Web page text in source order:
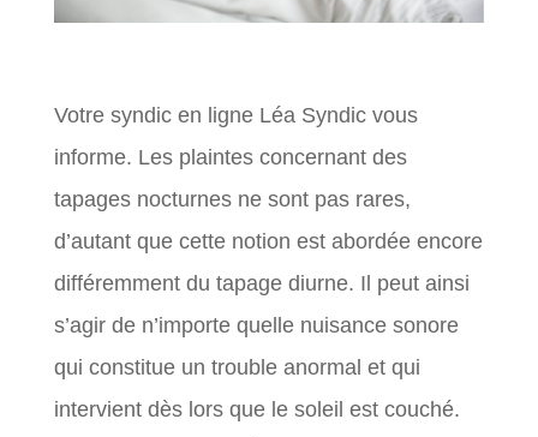
Votre syndic en ligne Léa Syndic vous
informe. Les plaintes concernant des
tapages nocturnes ne sont pas rares,
d’autant que cette notion est abordée encore
différemment du tapage diurne. Il peut ainsi
s’agir de n’importe quelle nuisance sonore
qui constitue un trouble anormal et qui
intervient dès lors que le soleil est couché.